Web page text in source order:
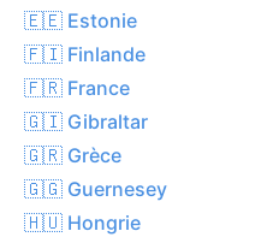
🇪🇪 Estonie
🇫🇮 Finlande
🇫🇷 France
🇬🇮 Gibraltar
🇬🇷 Grèce
🇬🇬 Guernesey
🇭🇺 Hongrie